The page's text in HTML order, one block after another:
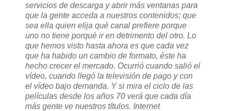
servicios de descarga y abrir más ventanas para
que la gente acceda a nuestros contenidos; que
sea ella quien elija qué canal prefiere porque
uno no tiene porqué ir en detrimento del otro. Lo
que hemos visto hasta ahora es que cada vez
que ha habido un cambio de formato, éste ha
hecho crecer el mercado. Ocurrió cuando salió el
vídeo, cuando llegó la televisión de pago y con
el vídeo bajo demanda. Y si mira el ciclo de las
películas desde los años 70 verá que cada día
más gente ve nuestros títulos. Internet